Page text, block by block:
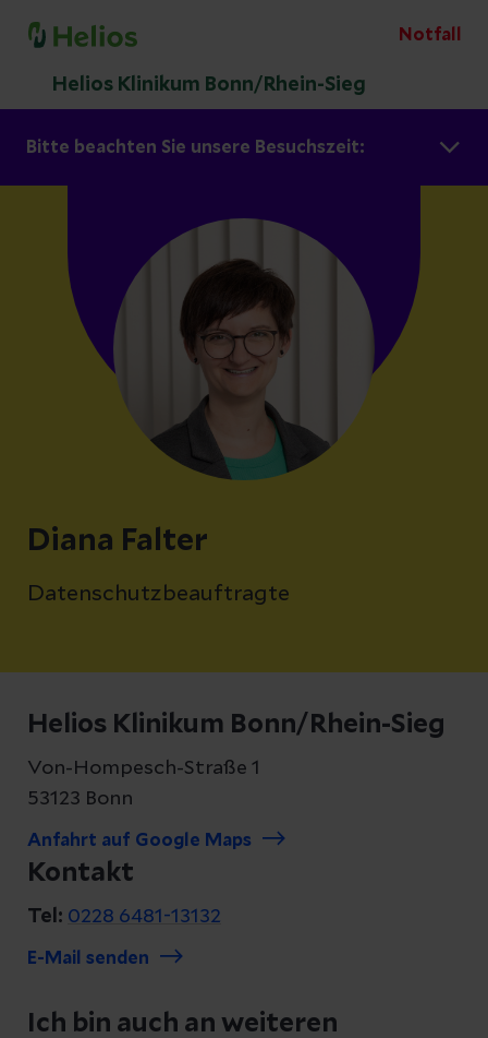
Notfall
Helios Klinikum Bonn/Rhein-Sieg
Bitte beachten Sie unsere Besuchszeit:
Diana Falter
Datenschutzbeauftragte
Helios Klinikum Bonn/Rhein-Sieg
Von-Hompesch-Straße 1
53123 Bonn
Anfahrt auf Google Maps
Kontakt
Tel: 0228 6481-13132
E-Mail senden
Ich bin auch an weiteren